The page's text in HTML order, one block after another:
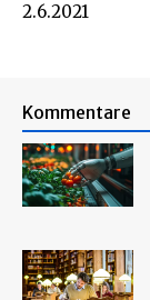
2.6.2021
Kommentare